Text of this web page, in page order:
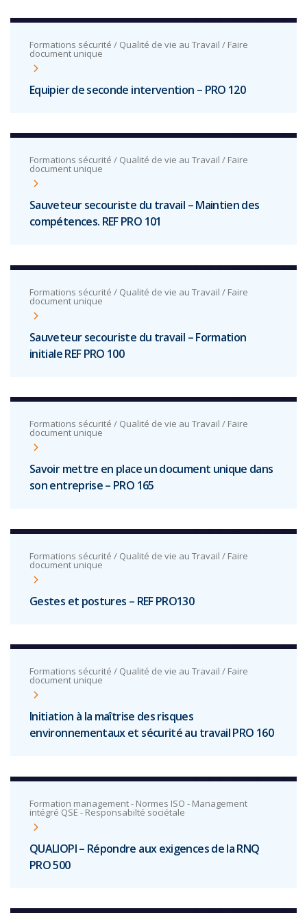
Formations sécurité / Qualité de vie au Travail / Faire
document unique
Equipier de seconde intervention – PRO 120
Formations sécurité / Qualité de vie au Travail / Faire
document unique
Sauveteur secouriste du travail – Maintien des
compétences. REF PRO 101
Formations sécurité / Qualité de vie au Travail / Faire
document unique
Sauveteur secouriste du travail – Formation
initiale REF PRO 100
Formations sécurité / Qualité de vie au Travail / Faire
document unique
Savoir mettre en place un document unique dans
son entreprise – PRO 165
Formations sécurité / Qualité de vie au Travail / Faire
document unique
Gestes et postures – REF PRO130
Formations sécurité / Qualité de vie au Travail / Faire
document unique
Initiation à la maîtrise des risques
environnementaux et sécurité au travail PRO 160
Formation management - Normes ISO - Management
intégré QSE - Responsabilté sociétale
QUALIOPI – Répondre aux exigences de la RNQ
PRO 500